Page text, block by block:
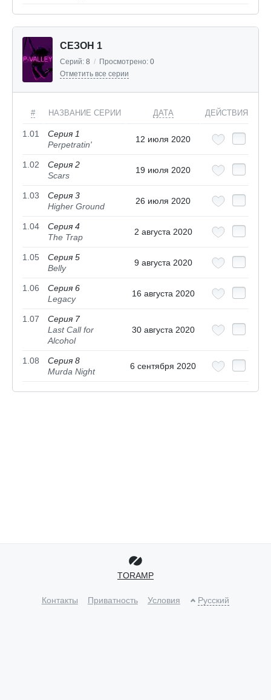
СЕЗОН 1
Серий: 8 / Просмотрено: 0
Отметить все серии
# НАЗВАНИЕ СЕРИИ ДАТА ДЕЙСТВИЯ
1.01
Серия 1
Perpetratin'
12 июля 2020
1.02
Серия 2
Scars
19 июля 2020
1.03
Серия 3
Higher Ground
26 июля 2020
1.04
Серия 4
The Trap
2 августа 2020
1.05
Серия 5
Belly
9 августа 2020
1.06
Серия 6
Legacy
16 августа 2020
1.07
Серия 7
Last Call for
Alcohol
30 августа 2020
1.08
Серия 8
Murda Night
6 сентября 2020
TORAMP
Контакты Приватность Условия Русский